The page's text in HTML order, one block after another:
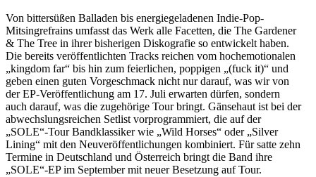
Von bittersüßen Balladen bis energiegeladenen Indie-Pop-
Mitsingrefrains umfasst das Werk alle Facetten, die The Gardener
& The Tree in ihrer bisherigen Diskografie so entwickelt haben.
Die bereits veröffentlichten Tracks reichen vom hochemotionalen
„kingdom far“ bis hin zum feierlichen, poppigen „(fuck it)“ und
geben einen guten Vorgeschmack nicht nur darauf, was wir von
der EP-Veröffentlichung am 17. Juli erwarten dürfen, sondern
auch darauf, was die zugehörige Tour bringt. Gänsehaut ist bei der
abwechslungsreichen Setlist vorprogrammiert, die auf der
„SOLE“-Tour Bandklassiker wie „Wild Horses“ oder „Silver
Lining“ mit den Neuveröffentlichungen kombiniert. Für satte zehn
Termine in Deutschland und Österreich bringt die Band ihre
„SOLE“-EP im September mit neuer Besetzung auf Tour.